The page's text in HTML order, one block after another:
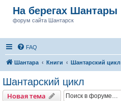
На берегах Шантары
форум сайта Шантарск
FAQ
Шантара Книги Шантарский цикл
Шантарский цикл
Новая тема